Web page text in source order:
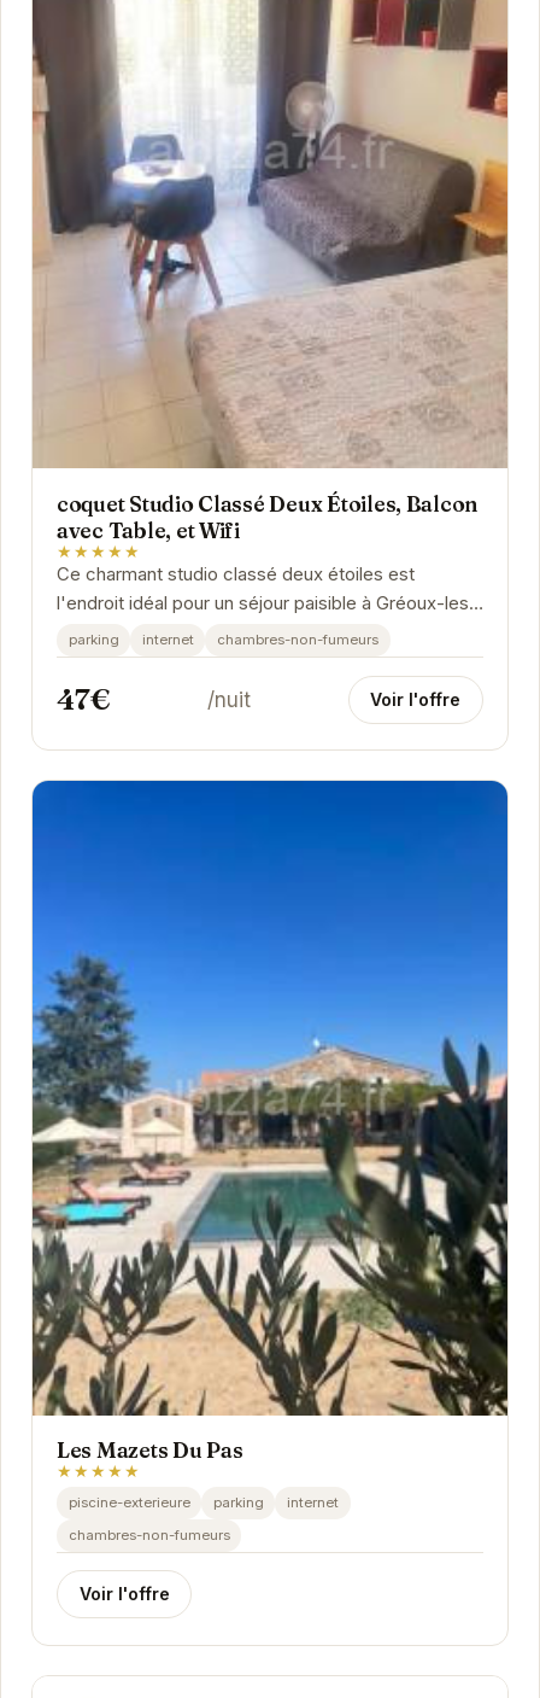
coquet Studio Classé Deux Étoiles, Balcon
avec Table, et Wifi
★★★★★
Ce charmant studio classé deux étoiles est
l'endroit idéal pour un séjour paisible à Gréoux-les-
Bains. Doté d'un balcon avec table, vous...
parking internet chambres-non-fumeurs
47€ /nuit Voir l'offre
Les Mazets Du Pas
★★★★★
piscine-exterieure parking
internet
chambres-non-fumeurs
Voir l'offre